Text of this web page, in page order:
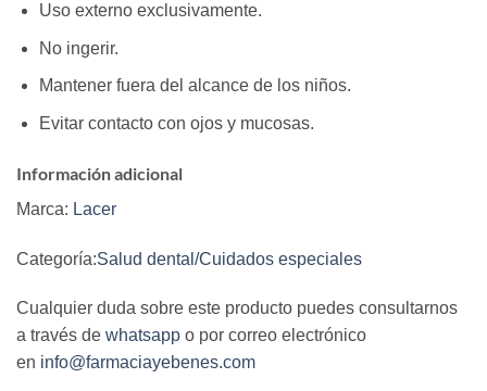
Uso externo exclusivamente.
No ingerir.
Mantener fuera del alcance de los niños.
Evitar contacto con ojos y mucosas.
Información adicional
Marca: Lacer
Categoría:Salud dental/Cuidados especiales
Cualquier duda sobre este producto puedes consultarnos
a través de whatsapp o por correo electrónico
en info@farmaciayebenes.com